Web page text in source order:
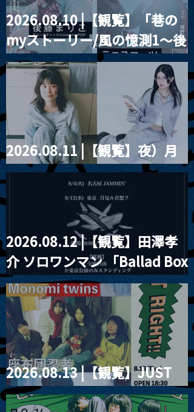
2026.08.10 |【観覧】「巷の
myストーリー/風の憶測1～後
藤まりこアコースティック
violence POPとテニスコー
ツ」
2026.08.11 |【観覧】夜）月
見ル君想フpre. Sugar Shock
2026.08.12 |【観覧】田澤孝
介 ソロワンマン 「Ballad Box
2026」
2026.08.13 |【観覧】JUST
RIGHT!! vol.26